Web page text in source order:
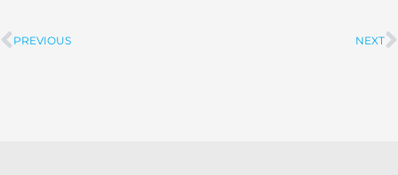
Prev
PREVIOUS NEXT